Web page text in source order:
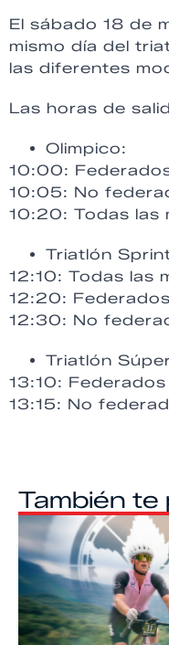
El sábado 18 de
mismo día del
las diferentes
Las horas de
Olimpico:
10:00:
10:05: No
10:20: Todas las
Triatlón
12:10: Todas las
12:20:
12:30: No
Triatlón
13:10:
13:15: No
También te